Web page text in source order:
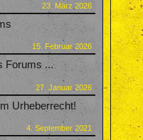
23. März 2026
15. Februar 2026
Forums ...
27. Januar 2026
Urheberrecht!
4. September 2021